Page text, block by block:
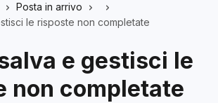
Posta in arrivo
le risposte non completate
e gestisci le
non completate